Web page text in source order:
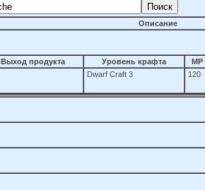
Описание
Выход продукта Уровень крафта MP
Dwarf Craft 3 120